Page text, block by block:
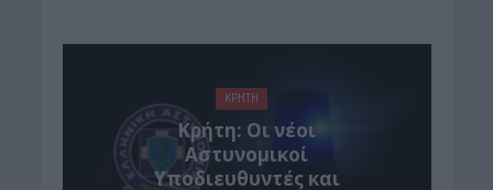
ΚΡΗΤΗ
Κρήτη: Οι νέοι
Αστυνομικοί
Υποδιευθυντές και